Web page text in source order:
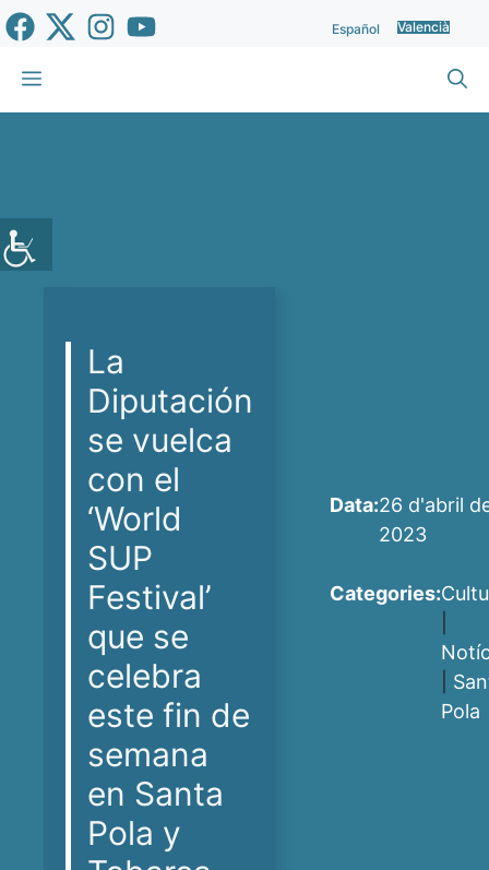
Vés
al
contingut
Español Valencià
Menu
La
Diputación
se vuelca
con el
‘World
SUP
Festival’
que se
celebra
este fin de
semana
en Santa
Pola y
Data:26 d'abril
2023
Categories:
Pola